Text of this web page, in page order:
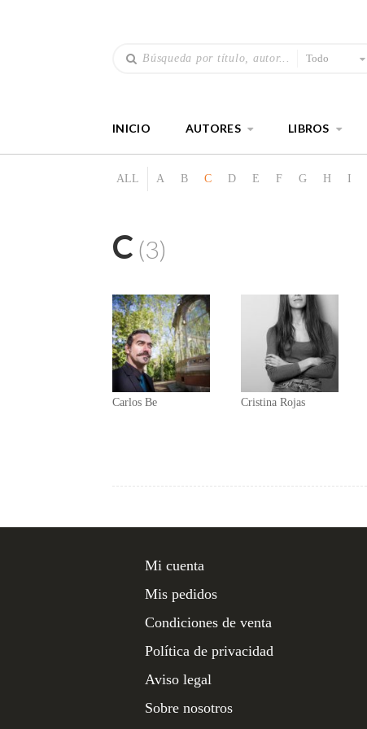
Todo
INICIO AUTORES LIBROS
ALL A B C D E F G H I
C (3)
Carlos Be Cristina Rojas
Mi cuenta
Mis pedidos
Condiciones de venta
Política de privacidad
Aviso legal
Sobre nosotros